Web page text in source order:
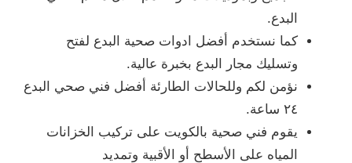
البدع.
كما نستخدم أفضل ادوات صحية البدع لفتح
وتسليك مجار البدع بخبرة عالية.
نؤمن لكم وللحالات الطارئة أفضل فني صحي البدع
٢٤ ساعة.
يقوم فني صحية بالكويت على تركيب الخزانات
المياه على الأسطح أو الأقبية وتمديد